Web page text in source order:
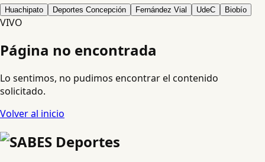
Huachipato Deportes Concepción Fernández Vial UdeC Biobío
VIVO
Página no encontrada
Lo sentimos, no pudimos encontrar el contenido
solicitado.
Volver al inicio